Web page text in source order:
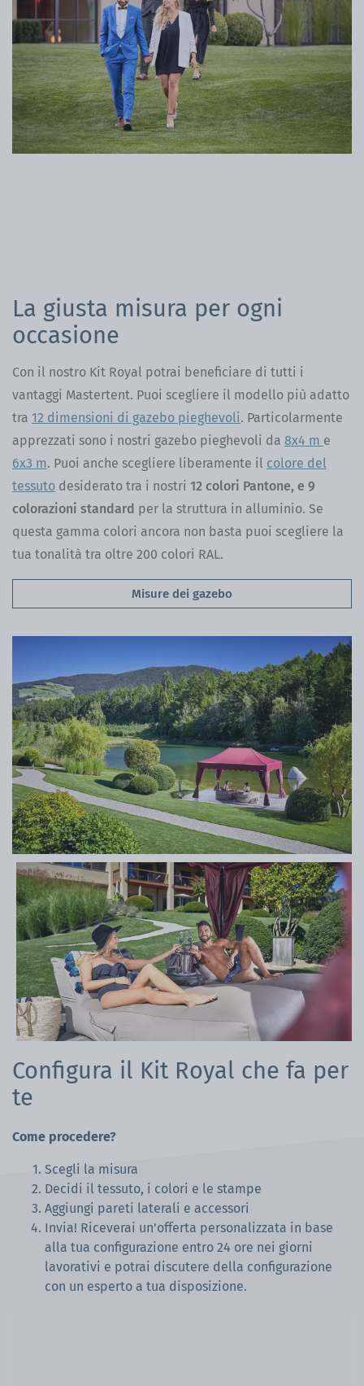
La giusta misura per ogni
occasione
Con il nostro Kit Royal potrai beneficiare di tutti i
vantaggi Mastertent. Puoi scegliere il modello più adatto
tra 12 dimensioni di gazebo pieghevoli. Particolarmente
apprezzati sono i nostri gazebo pieghevoli da 8x4 m e
6x3 m. Puoi anche scegliere liberamente il colore del
tessuto desiderato tra i nostri 12 colori Pantone, e 9
colorazioni standard per la struttura in alluminio. Se
questa gamma colori ancora non basta puoi scegliere la
tua tonalità tra oltre 200 colori RAL.
Misure dei gazebo
Configura il Kit Royal che fa per
te
Come procedere?
Scegli la misura
Decidi il tessuto, i colori e le stampe
Aggiungi pareti laterali e accessori
Invia! Riceverai un'offerta personalizzata in base
alla tua configurazione entro 24 ore nei giorni
lavorativi e potrai discutere della configurazione
con un esperto a tua disposizione.